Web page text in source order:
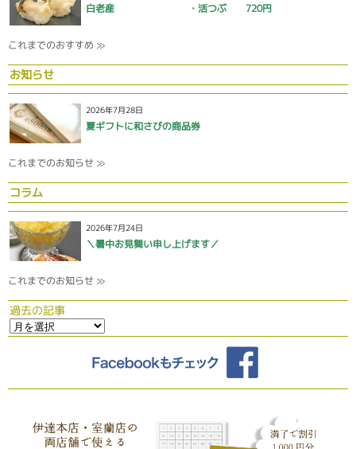
白老産 ・活つぶ 720円
これまでのおすすめ ≫
お知らせ
2026年7月28日
夏ギフトに和さびの商品券
これまでのお知らせ ≫
コラム
2026年7月24日
＼暑中お見舞い申し上げます／
これまでのお知らせ ≫
過去の記事